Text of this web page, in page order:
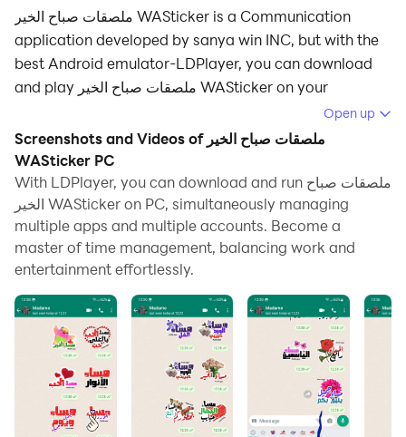
ملصقات صباح الخير WASticker is a Communication
application developed by sanya win INC, but with the
best Android emulator-LDPlayer, you can download
and play ملصقات صباح الخير WASticker on your
Running ملصقات صباح الخير WASticker on your
computer allows you to browse clearly on a large
screen, and controlling the application with a mouse
and keyboard is much faster than using touchscreen,
all while never having to worry about device battery
issues.
With multi-instance and synchronization features, you
can even run multiple applications and accounts on
your PC.
And file sharing makes sharing images, videos, and
files incredibly easy.
Open up
Screenshots and Videos of ملصقات صباح الخير
WASticker PC
With LDPlayer, you can download and run ملصقات صباح
الخير WASticker on PC, simultaneously managing
multiple apps and multiple accounts. Become a
master of time management, balancing work and
entertainment effortlessly.